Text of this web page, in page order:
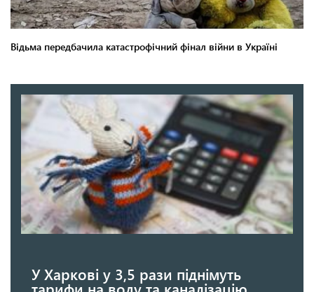
У Харкові у 3,5 рази піднімуть